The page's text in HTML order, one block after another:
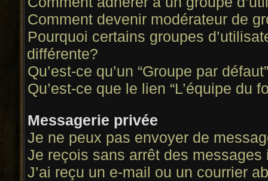
Comment devenir modérateur de
Pourquoi certains groupes
différente?
Qu’est-ce qu’un “Groupe par
Qu’est-ce que le lien “L’équipe du
Messagerie privée
Je ne peux pas envoyer de
Je reçois sans arrêt des messages
J’ai reçu un e-mail ou un courrier